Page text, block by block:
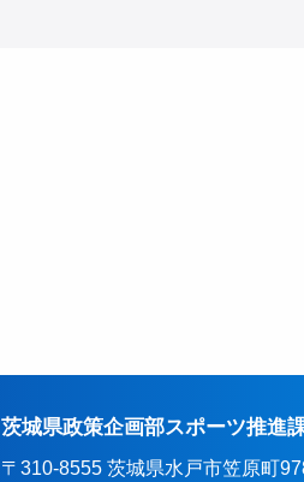
茨城県政策企画部スポーツ推進
〒310-8555 茨城県水戸市笠原町